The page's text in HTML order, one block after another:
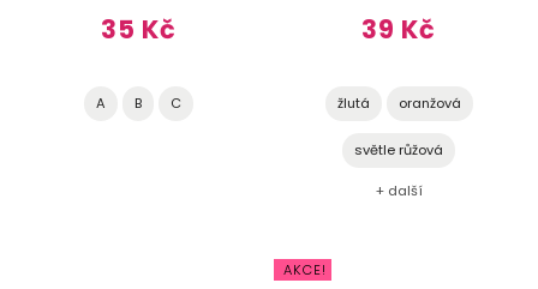
35 Kč
A B C
39 Kč
žlutá oranžová
světle růžová
+ další
AKCE!